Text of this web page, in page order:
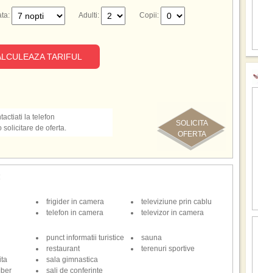
5 kg, contra cost).
Adulti: Copii:
TARIFUL
SOLICITA
OFERTA
la telefon
solicitare de oferta.
frigider in camera
telefon in camera
televiziune prin cablu
televizor in camera
punct informatii turistice
restaurant
sala gimnastica
sali de conferinte
sauna
terenuri sportive